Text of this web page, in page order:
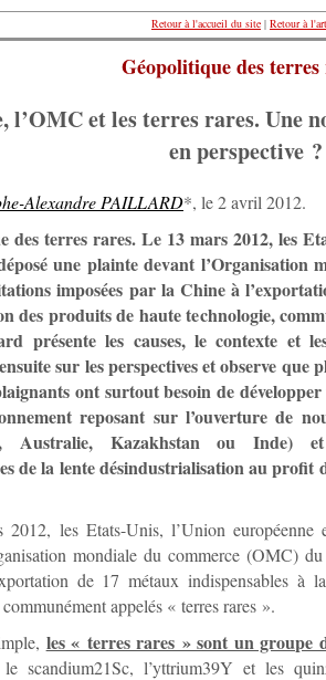
Retour à l'accueil du site | Retour à
Géopolitique des terres
l’OMC et les terres rares. Une
en perspective ?
Alexandre PAILLARD*, le 2 avril 2012.
des terres rares. Le 13 mars 2012, les
une plainte devant l’Organisation
imposées par la Chine à
des produits de haute technologie,
présente les causes, le contexte et
sur les perspectives et observe que
ont surtout besoin de
reposant sur l’ouverture de
Australie, Kazakhstan ou Inde) et
de la lente désindustrialisation au profit
2012, les Etats-Unis, l’Union
mondiale du commerce (OMC)
de 17 métaux indispensables à
appelés « terres rares ».
les « terres rares » sont un groupe
le scandium21Sc, l’yttrium39Y et les